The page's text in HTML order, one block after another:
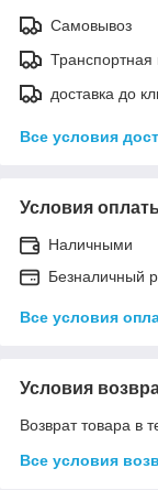
Самовывоз
Транспортная
доставка до
Все условия
Условия
Наличными
Безналичный
Все условия
Условия
Возврат товара в
Все условия